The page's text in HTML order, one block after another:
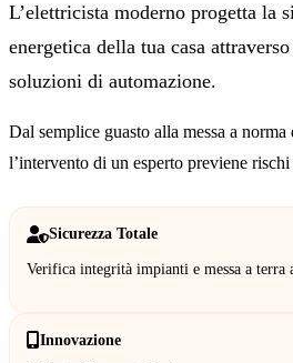
L’elettricista moderno progetta la
energetica della tua casa
soluzioni di automazione.
Dal semplice guasto alla messa a
l’intervento di un esperto previene
Sicurezza Totale
Verifica integrità impianti e messa a terra
Innovazione